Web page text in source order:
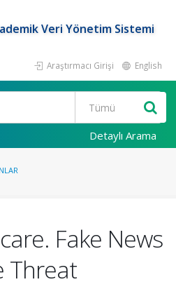
Veri Yönetim Sistemi
Araştırmacı Girişi English
Detaylı Arama
Fake News
Threat